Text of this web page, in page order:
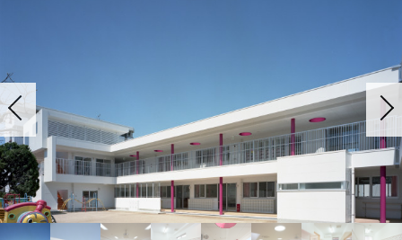
P
r
e
v
e
x
t